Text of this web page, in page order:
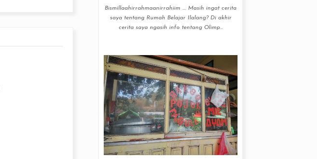
Bismillaahirrahmaanirrahiim .... Masih ingat cerita
saya tentang Rumah Belajar Ilalang? Di akhir
cerita saya ngasih info tentang Olimp...